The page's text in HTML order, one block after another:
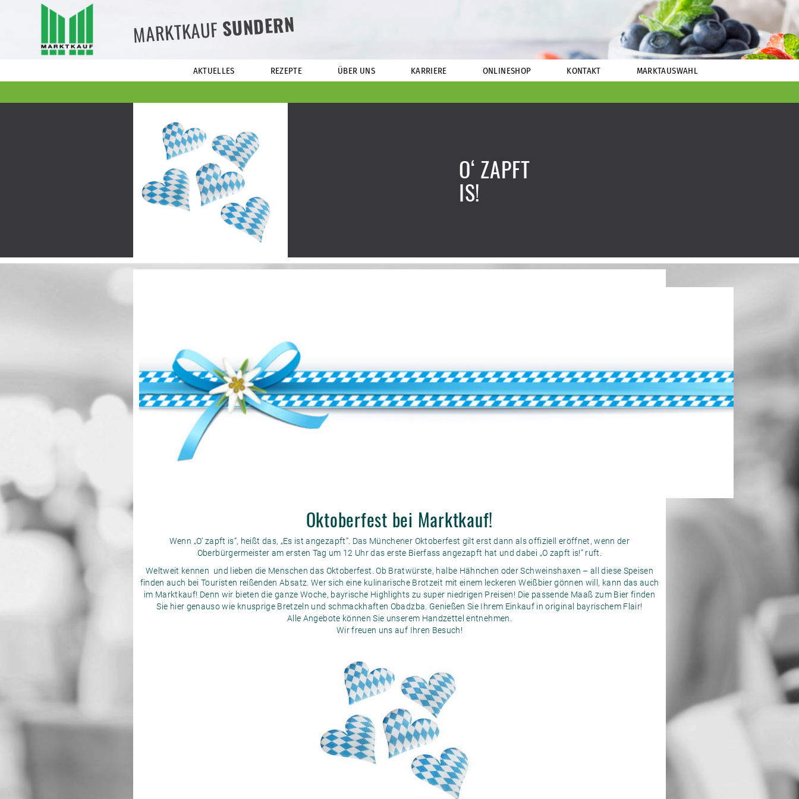
MARKTKAUFSUNDERN
AKTUELLES REZEPTE ÜBER UNS KARRIERE ONLINESHOP KONTAKT MARKTAUSWAHL
O‘ ZAPFT
IS!
Oktoberfest bei Marktkauf!
Wenn „O‘ zapft is“, heißt das, „Es ist angezapft“. Das Münchener Oktoberfest gilt erst dann als offiziell eröffnet, wenn der
Oberbürgermeister am ersten Tag um 12 Uhr das erste Bierfass angezapft hat und dabei „O zapft is!“ ruft.
Weltweit kennen und lieben die Menschen das Oktoberfest. Ob Bratwürste, halbe Hähnchen oder Schweinshaxen – all diese Speisen
finden auch bei Touristen reißenden Absatz. Wer sich eine kulinarische Brotzeit mit einem leckeren Weißbier gönnen will, kann das auch
im Marktkauf! Denn wir bieten die ganze Woche, bayrische Highlights zu super niedrigen Preisen! Die passende Maaß zum Bier finden
Sie hier genauso wie knusprige Bretzeln und schmackhaften Obadzba. Genießen Sie Ihrem Einkauf in original bayrischem Flair!
Alle Angebote können Sie unserem Handzettel entnehmen.
Wir freuen uns auf Ihren Besuch!